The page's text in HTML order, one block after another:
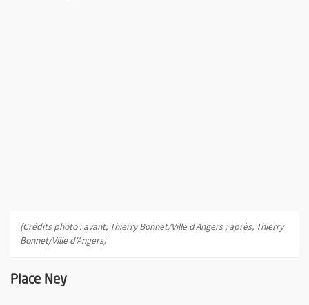
(Crédits photo : avant, Thierry Bonnet/Ville d'Angers ; après, Thierry
Bonnet/Ville d'Angers)
Place Ney